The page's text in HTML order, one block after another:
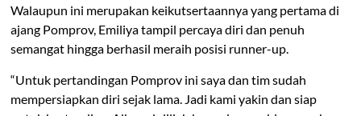
Walaupun ini merupakan keikutsertaannya yang pertama di
ajang Pomprov, Emiliya tampil percaya diri dan penuh
semangat hingga berhasil meraih posisi runner-up.
“Untuk pertandingan Pomprov ini saya dan tim sudah
mempersiapkan diri sejak lama. Jadi kami yakin dan siap